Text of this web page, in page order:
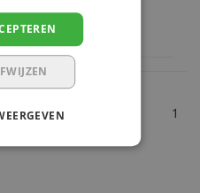
bezorgen
1